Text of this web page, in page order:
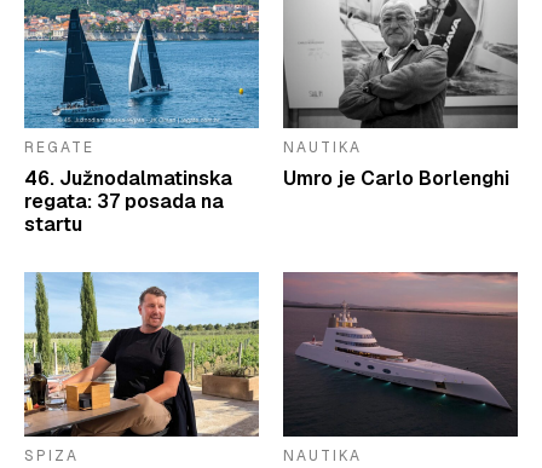
REGATE
46. Južnodalmatinska
regata: 37 posada na
startu
NAUTIKA
Umro je Carlo Borlenghi
SPIZA NAUTIKA